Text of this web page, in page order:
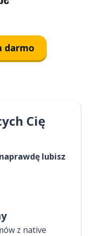
darmo
Cię
lubisz
z native